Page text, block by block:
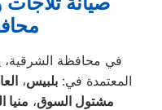
في محافظة الشرقية،
المعتمدة في: بلبيس،
مشتول السوق، منيا